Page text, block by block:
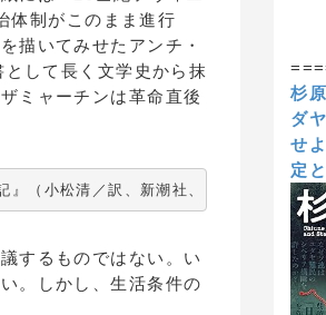
体制がこのまま進行
描いてみせたアンチ・
して長く文学史から抹
ミャーチンは革命直後
（小松清／訳、新潮社、ジイド全集12
するものではない。い
。しかし、生活条件の
杉
ダ
せ
定